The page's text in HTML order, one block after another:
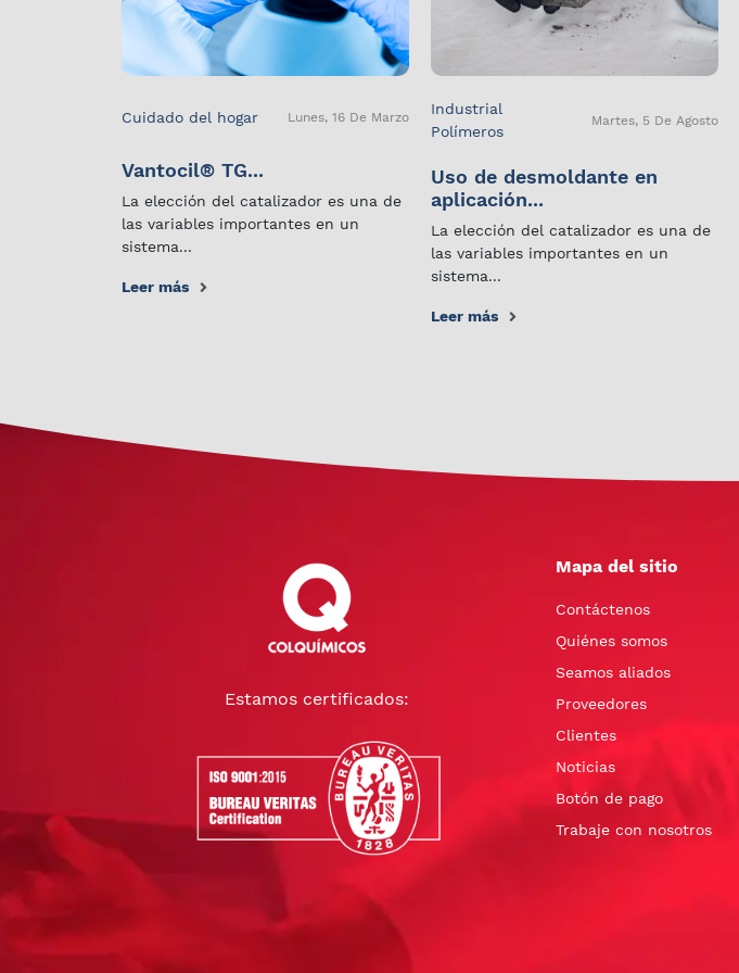
Cuidado del hogar Lunes, 16 De Marzo
Vantocil® TG...
La elección del catalizador es una de
las variables importantes en un
sistema...
Leer más
Industrial
Polímeros
Martes, 5 De Agosto
Uso de desmoldante en
aplicación...
La elección del catalizador es una de
las variables importantes en un
sistema...
Leer más
Estamos certificados:
Mapa del sitio
Contáctenos
Quiénes somos
Seamos aliados
Proveedores
Clientes
Noticias
Botón de pago
Trabaje con nosotros